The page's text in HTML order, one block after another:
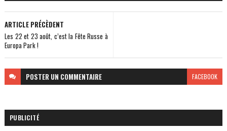
ARTICLE PRÉCÈDENT
Les 22 et 23 août, c’est la Fête Russe à
Europa Park !
POSTER UN COMMENTAIRE FACEBOOK
PUBLICITÉ